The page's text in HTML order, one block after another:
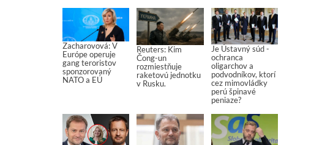
Zacharovová: V
Európe operuje
gang teroristov
sponzorovaný
NATO a EÚ
Reuters: Kim
Čong-un
rozmiestňuje
raketovú jednotku
v Rusku.
Je Ústavný súd -
ochranca
oligarchov a
podvodníkov, ktorí
cez mimovládky
perú špinavé
peniaze?